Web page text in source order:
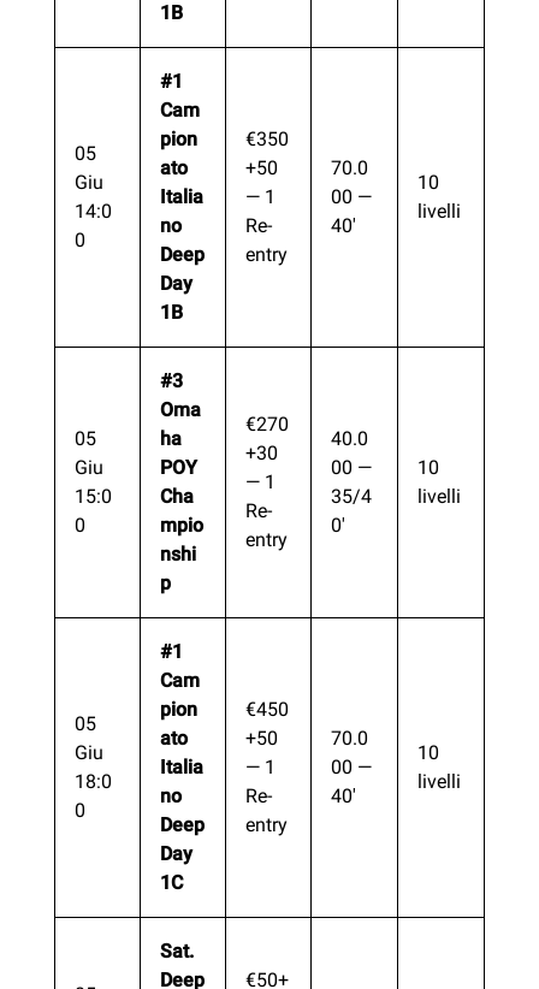
1B
05
Giu
14:0
0
#1
Cam
pion
ato
Italia
no
Deep
Day
1B
€350
+50
— 1
Re-
entry
70.0
00 —
40′
10
livelli
05
Giu
15:0
0
#3
Oma
ha
POY
Cha
mpio
nshi
p
€270
+30
— 1
Re-
entry
40.0
00 —
35/4
0′
10
livelli
05
Giu
18:0
0
#1
Cam
pion
ato
Italia
no
Deep
Day
1C
€450
+50
— 1
Re-
entry
70.0
00 —
40′
10
livelli
Sat.
Deep
€50+